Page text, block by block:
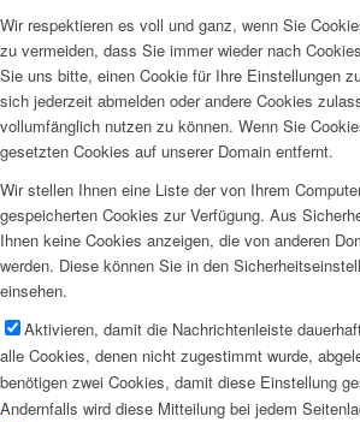
Wir respektieren es voll und ganz, wenn Sie
zu vermeiden, dass Sie immer wieder nach
Sie uns bitte, einen Cookie für Ihre Einstellungen
sich jederzeit abmelden oder andere Cookies
vollumfänglich nutzen zu können. Wenn Sie
gesetzten Cookies auf unserer Domain entfernt.
Wir stellen Ihnen eine Liste der von Ihrem
gespeicherten Cookies zur Verfügung. Aus
Ihnen keine Cookies anzeigen, die von anderen
werden. Diese können Sie in den
einsehen.
Aktivieren, damit die Nachrichtenleiste
alle Cookies, denen nicht zugestimmt wurde,
benötigen zwei Cookies, damit diese Einstellung
Andernfalls wird diese Mitteilung bei jedem